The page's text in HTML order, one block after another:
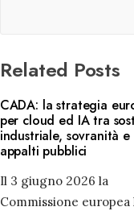
Related Posts
CADA: la strategia
per cloud ed IA tra
industriale, sovranità e
appalti pubblici
Il 3 giugno 2026 la
Commissione europea